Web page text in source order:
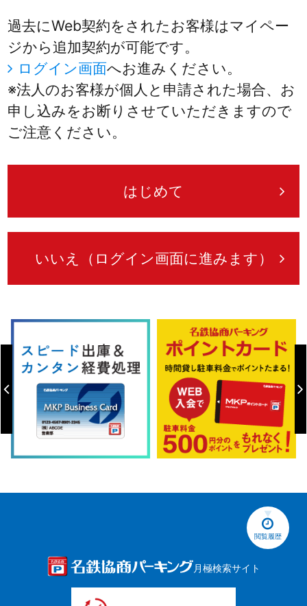
過去にWeb契約をされたお客様はマイペー
ジから追加契約が可能です。
ログイン画面へお進みください。
※法人のお客様が個人と申請された場合、お
申し込みをお断りさせていただきますので
ご注意ください。
はじめて
いいえ（ログイン画面に進みます）
閲覧履歴
月極検索サイト